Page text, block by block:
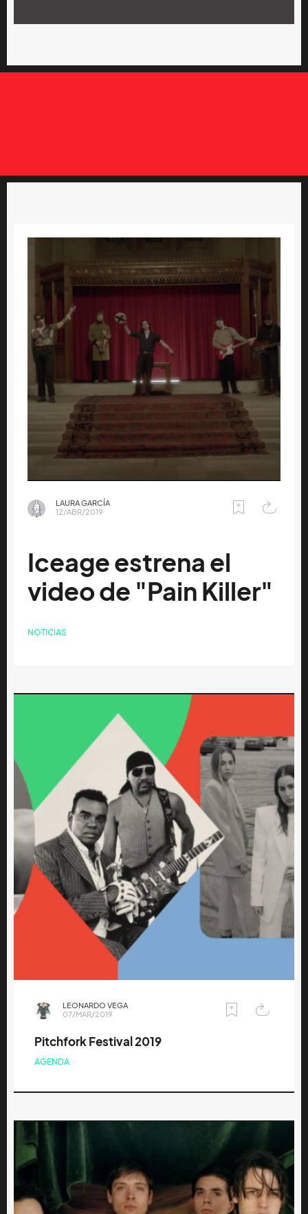
LAURA GARCÍA
12/ABR/2019
Iceage estrena el
video de "Pain Killer"
NOTICIAS
LEONARDO VEGA
07/MAR/2019
Pitchfork Festival 2019
AGENDA